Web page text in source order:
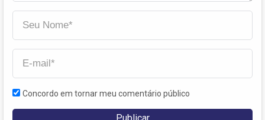
Concordo em tornar meu comentário público